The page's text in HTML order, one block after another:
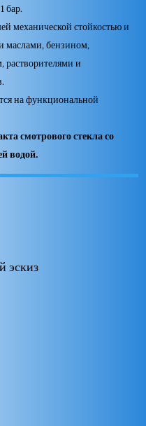
бар.
механической стойкостью и
маслами, бензином,
растворителями и
на функциональной
смотрового стекла со
водой.
эскиз